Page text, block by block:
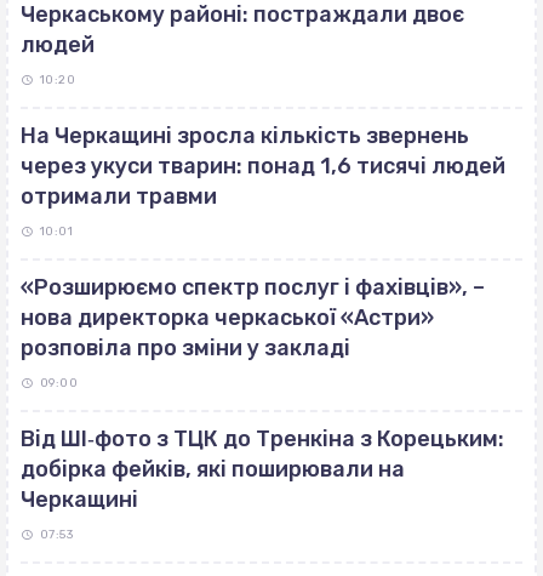
Черкаському районі: постраждали двоє
людей
10:20
На Черкащині зросла кількість звернень
через укуси тварин: понад 1,6 тисячі людей
отримали травми
10:01
«Розширюємо спектр послуг і фахівців», –
нова директорка черкаської «Астри»
розповіла про зміни у закладі
09:00
Від ШІ‐фото з ТЦК до Тренкіна з Корецьким:
добірка фейків, які поширювали на
Черкащині
07:53